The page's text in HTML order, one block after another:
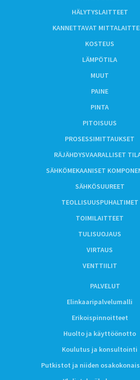
HÄLYTYSLAITTEET
KANNETTAVAT
KOSTEUS
LÄMPÖTILA
MUUT
PAINE
PINTA
PITOISUUS
PROSESSIMITTAUKSET
RÄJÄHDYSVAARALLISET
SÄHKÖMEKAANISET
SÄHKÖSUUREET
TEOLLISUUSPUHALTIMET
TOIMILAITTEET
TULISUOJAUS
VIRTAUS
VENTTIILIT
PALVELUT
Elinkaaripalvelumalli
Erikoispinnoitteet
Huolto ja käyttöönotto
Koulutus ja konsultointi
Putkistot ja niiden